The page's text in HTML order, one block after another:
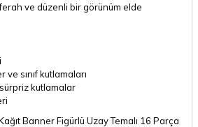
ve düzenli bir görünüm elde
ve sınıf kutlamaları
kutlamalar
Banner Figürlü Uzay Temalı 16 Parça